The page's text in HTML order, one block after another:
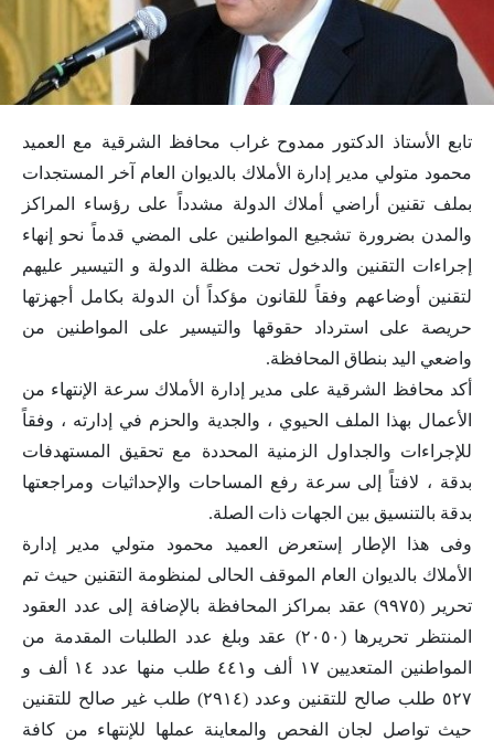
تابع الأستاذ الدكتور ممدوح غراب محافظ الشرقية مع العميد
محمود متولي مدير إدارة الأملاك بالديوان العام آخر المستجدات
بملف تقنين أراضي أملاك الدولة مشدداً على رؤساء المراكز
والمدن بضرورة تشجيع المواطنين على المضي قدماً نحو إنهاء
إجراءات التقنين والدخول تحت مظلة الدولة و التيسير عليهم
لتقنين أوضاعهم وفقاً للقانون مؤكداً أن الدولة بكامل أجهزتها
حريصة على استرداد حقوقها والتيسير على المواطنين من
واضعي اليد بنطاق المحافظة.
أكد محافظ الشرقية على مدير إدارة الأملاك سرعة الإنتهاء من
الأعمال بهذا الملف الحيوي ، والجدية والحزم في إدارته ، وفقاً
للإجراءات والجداول الزمنية المحددة مع تحقيق المستهدفات
بدقة ، لافتاً إلى سرعة رفع المساحات والإحداثيات ومراجعتها
بدقة بالتنسيق بين الجهات ذات الصلة.
وفى هذا الإطار إستعرض العميد محمود متولي مدير إدارة
الأملاك بالديوان العام الموقف الحالى لمنظومة التقنين حيث تم
تحرير (٩٩٧٥) عقد بمراكز المحافظة بالإضافة إلى عدد العقود
المنتظر تحريرها (٢٠٥٠) عقد وبلغ عدد الطلبات المقدمة من
المواطنين المتعديين ١٧ ألف و٤٤١ طلب منها عدد ١٤ ألف و
٥٢٧ طلب صالح للتقنين وعدد (٢٩١٤) طلب غير صالح للتقنين
حيث تواصل لجان الفحص والمعاينة عملها للإنتهاء من كافة